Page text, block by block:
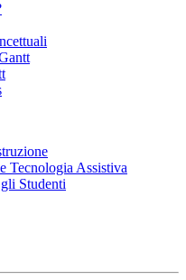
Tecnologia Assistiva
Studenti